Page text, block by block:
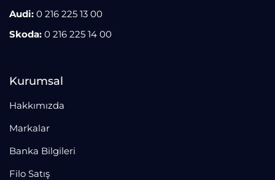
Audi: 0 216 225 13 00
Skoda: 0 216 225 14 00
Kurumsal
Hakkımızda
Markalar
Banka Bilgileri
Filo Satış